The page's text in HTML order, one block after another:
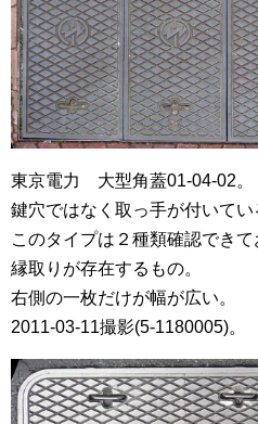
東京電力 大型角蓋01-04-02。
鍵穴ではなく取っ手が付いてい
このタイプは２種類確認でき
縁取りが存在するもの。
右側の一枚だけが幅が広い。
2011-03-11撮影(5-1180005)。